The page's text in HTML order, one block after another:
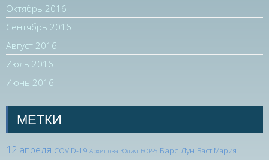
Октябрь 2016
Сентябрь 2016
Август 2016
Июль 2016
Июнь 2016
МЕТКИ
12 апреля COVID-19 Архипова Юлия БОР-5 Барс Лун Баст Мария